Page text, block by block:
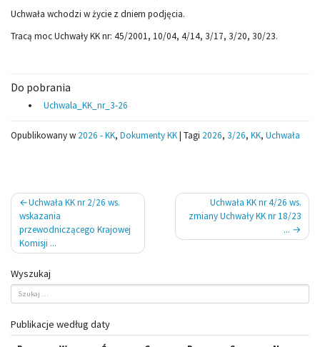
Uchwała wchodzi w życie z dniem podjęcia.
Tracą moc Uchwały KK nr: 45/2001, 10/04, 4/14, 3/17, 3/20, 30/23.
Do pobrania
Uchwala_KK_nr_3-26
Opublikowany w 2026 - KK, Dokumenty KK| Tagi 2026, 3/26, KK, Uchwała
Nawigacja
wpisu
Uchwała KK nr 2/26 ws.
wskazania
przewodniczącego Krajowej
Komisji ...
Uchwała KK nr 4/26 ws.
zmiany Uchwały KK nr 18/23
...
Wyszukaj
Publikacje według daty